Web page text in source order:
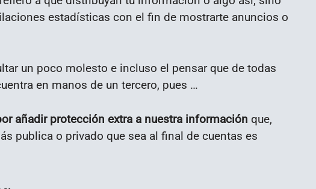
estadísticas con el fin de mostrarte anuncios o
un poco molesto e incluso el pensar que de todas
en manos de un tercero, pues …
añadir protección extra a nuestra información que,
publica o privado que sea al final de cuentas es